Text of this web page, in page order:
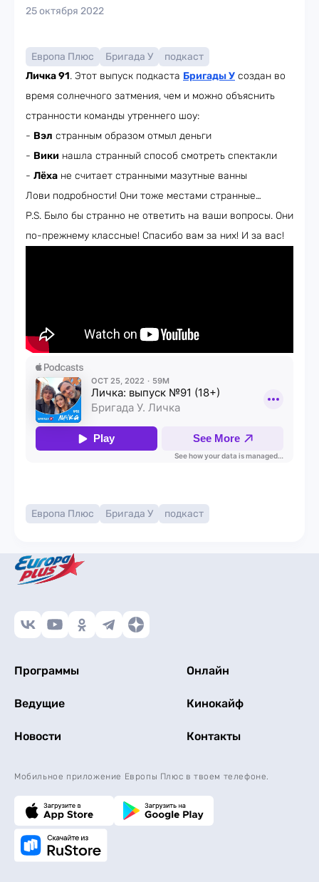
25 октября 2022
Европа Плюс Бригада У
подкаст
Личка 91. Этот выпуск подкаста Бригады У создан во
время солнечного затмения, чем и можно объяснить
странности команды утреннего шоу:
- Вэл странным образом отмыл деньги
- Вики нашла странный способ смотреть спектакли
- Лёха не считает странными мазутные ванны
Лови подробности! Они тоже местами странные…
P.S. Было бы странно не ответить на ваши вопросы. Они
по-прежнему классные! Спасибо вам за них! И за вас!
Европа Плюс Бригада У подкаст
Программы Онлайн
Ведущие Кинокайф
Новости Контакты
Мобильное приложение Европы Плюс в твоем телефоне.